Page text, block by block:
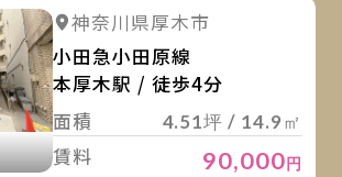
詳細を見る
神奈川県厚木市
小田急小田原線
本厚木駅 / 徒歩4分
面積
4.51坪 / 14.9㎡
賃料 90,000円